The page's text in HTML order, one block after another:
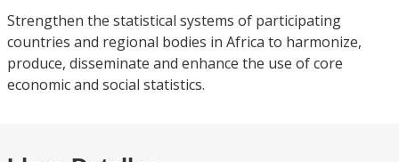
Strengthen the statistical systems of participating
countries and regional bodies in Africa to harmonize,
produce, disseminate and enhance the use of core
economic and social statistics.